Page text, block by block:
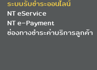
ระบบรับชำระออนไลน์
NT eService
NT e-Payment
ช่องทางชำระค่าบริการลูกค้า